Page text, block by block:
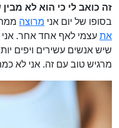
זה כואב לי כי הוא לא
בסופו של יום אני מרוצה
אתעצמי לאף אחד אחר. אני
שיש אנשים עשירים ויפים
מרגיש טוב עם זה. אני לא